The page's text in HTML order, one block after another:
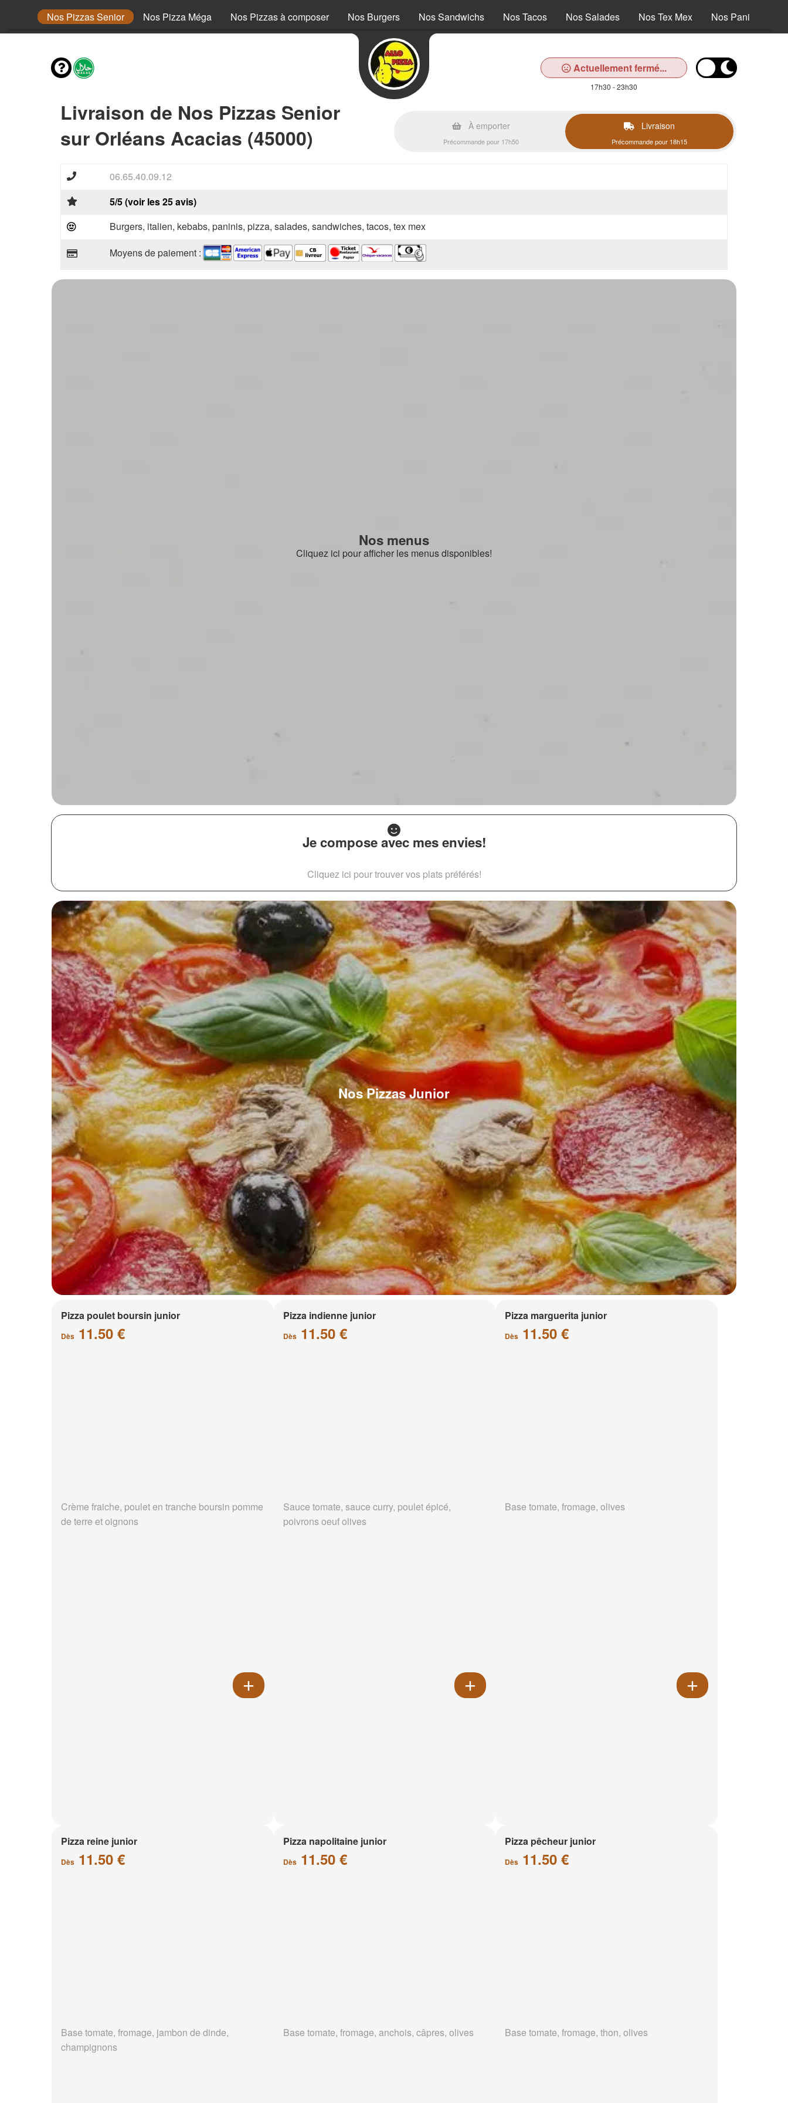
Nos Pizzas Senior Nos Pizza Méga Nos Pizzas à composer Nos Burgers Nos Sandwichs Nos Tacos Nos Salades Nos Tex Mex Nos Paninis
Actuellement fermé...
17h30 - 23h30
Livraison de Nos Pizzas Senior
sur Orléans Acacias (45000)
À emporter
Précommande pour 17h50
Livraison
Précommande pour 18h15
06.65.40.09.12
5/5 (voir les 25 avis)
Burgers, italien, kebabs, paninis, pizza, salades, sandwiches, tacos, tex mex
Moyens de paiement :
Nos menus
Cliquez ici pour afficher les menus disponibles!
Je compose avec mes envies!
Cliquez ici pour trouver vos plats préférés!
Nos Pizzas Junior
Pizza poulet boursin junior
Dès 11.50 €
Crème fraiche, poulet en tranche boursin pomme
de terre et oignons
Pizza indienne junior
Dès11.50 €
Sauce tomate, sauce curry, poulet épicé,
poivrons oeuf olives
Pizza marguerita junior
Dès 11.50 €
Base tomate, fromage, olives
Pizza reine junior
Dès 11.50 €
Base tomate, fromage, jambon de dinde,
champignons
Pizza napolitaine junior
Dès11.50 €
Base tomate, fromage, anchois, câpres, olives
Pizza pêcheur junior
Dès 11.50 €
Base tomate, fromage, thon, olives